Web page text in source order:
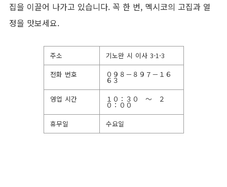
집을 이끌어 나가고 있습니다. 꼭 한 번, 멕시코의 고집과 열
정을 맛보세요.
주소
기노완 시 이사 3-1-3
전화 번호
０９８－８９７－１６
６３
영업 시간
１０：３０ ～ ２
０：００
휴무일
수요일